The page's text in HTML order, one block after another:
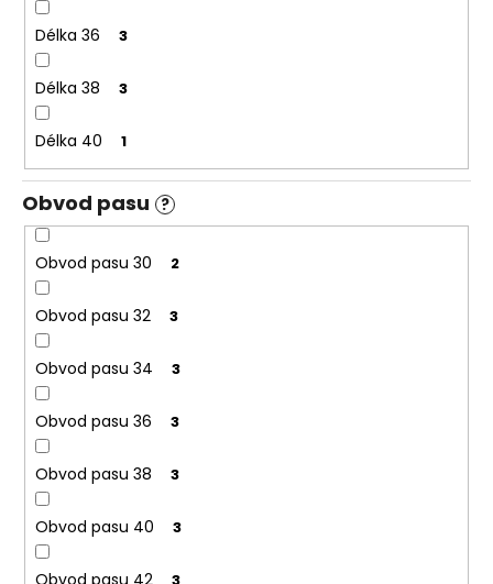
Délka 36 3
Délka 38 3
Délka 40 1
Obvod pasu ?
Obvod pasu 30 2
Obvod pasu 32 3
Obvod pasu 34 3
Obvod pasu 36 3
Obvod pasu 38 3
Obvod pasu 40 3